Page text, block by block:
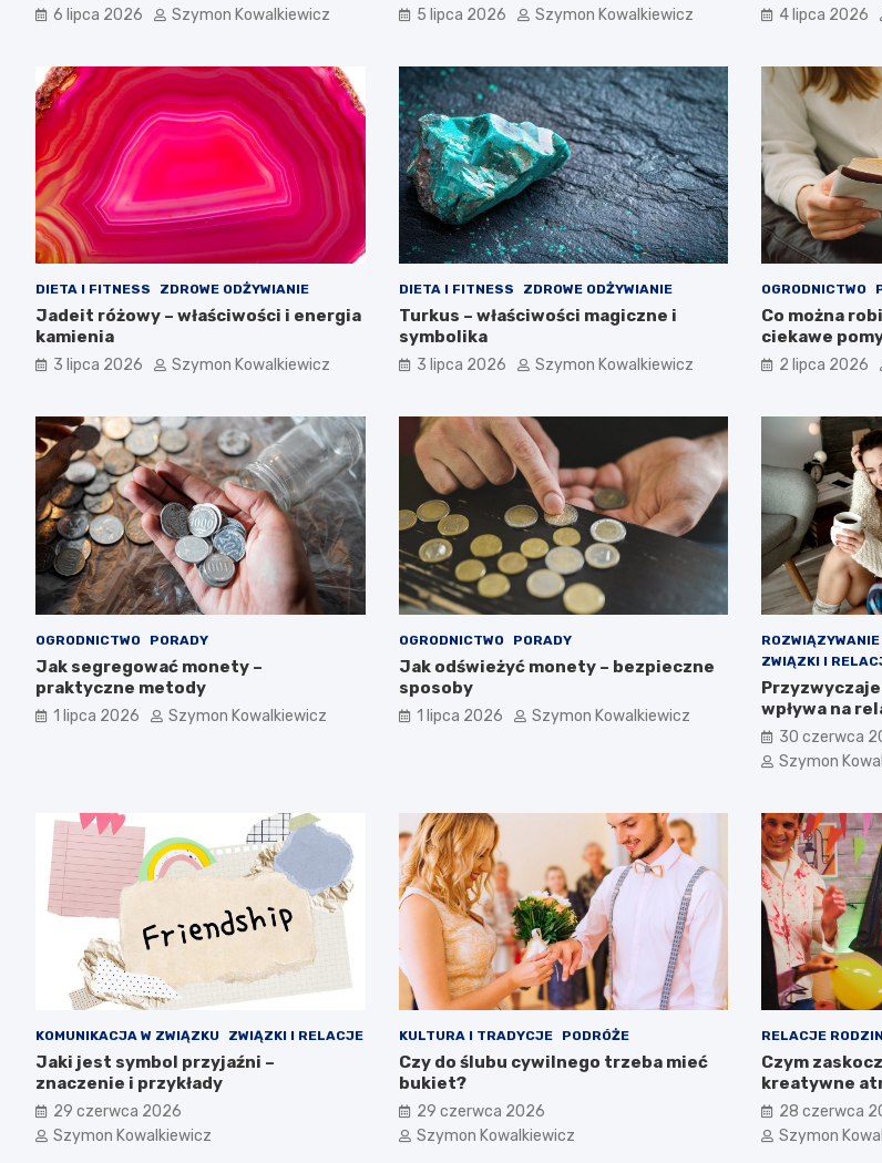
6 lipca 2026 Szymon Kowalkiewicz 5 lipca 2026 Szymon Kowalkiewicz 4 lipca 2026
DIETA I FITNESS ZDROWE ODŻYWIANIE
Jadeit różowy – właściwości i energia
kamienia
3 lipca 2026 Szymon Kowalkiewicz
DIETA I FITNESS ZDROWE ODŻYWIANIE
Turkus – właściwości magiczne i
symbolika
3 lipca 2026 Szymon Kowalkiewicz
OGRODNICTWO
Co można
ciekawe
2 lipca 2026
OGRODNICTWO PORADY
Jak segregować monety –
praktyczne metody
1 lipca 2026 Szymon Kowalkiewicz
OGRODNICTWO PORADY
Jak odświeżyć monety – bezpieczne
sposoby
1 lipca 2026 Szymon Kowalkiewicz
ZWIĄZKI I
wpływa na
30 czerwca
Szymon
KOMUNIKACJA W ZWIĄZKU ZWIĄZKI I RELACJE
Jaki jest symbol przyjaźni –
znaczenie i przykłady
29 czerwca 2026
Szymon Kowalkiewicz
KULTURA I TRADYCJE PODRÓŻE
Czy do ślubu cywilnego trzeba mieć
bukiet?
29 czerwca 2026
Szymon Kowalkiewicz
RELACJE
Czym
kreatywne
28 czerwca
Szymon